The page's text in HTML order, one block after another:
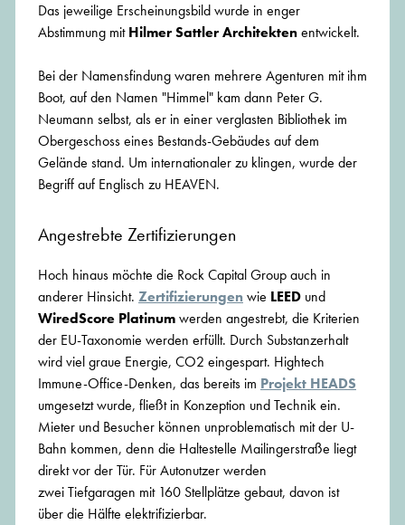
Das jeweilige Erscheinungsbild wurde in enger
Abstimmung mitHilmer Sattler Architektenentwickelt.
Bei der Namensfindung waren mehrere Agenturen mit ihm
Boot, auf den Namen "Himmel" kam dann Peter G.
Neumann selbst, als er in einer verglasten Bibliothek im
Obergeschoss eines Bestands-Gebäudes auf dem
Gelände stand. Um internationaler zu klingen, wurde der
Begriff auf Englisch zu HEAVEN.
Angestrebte Zertifizierungen
Hoch hinaus möchte die Rock Capital Group auch in
anderer Hinsicht. Zertifizierungenwie LEED und
WiredScore Platinumwerden angestrebt, die Kriterien
der EU-Taxonomie werden erfüllt. Durch Substanzerhalt
wird viel graue Energie, CO2 eingespart. Hightech
Immune-Office-Denken, das bereits im Projekt HEADS
umgesetzt wurde, fließt in Konzeption und Technik ein.
Mieter und Besucher können unproblematisch mit der U-
Bahn kommen, denn die Haltestelle Mailingerstraße liegt
direkt vor der Tür. Für Autonutzer werden
zwei Tiefgaragen mit 160 Stellplätze gebaut, davon ist
über die Hälfte elektrifizierbar.